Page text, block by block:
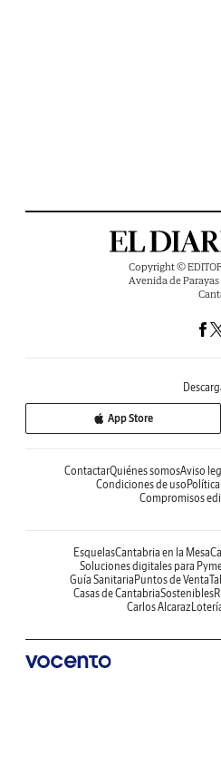
Copyright ©
Avenida de Parayas
App Store
ContactarQuiénes somosAviso
Condiciones de uso
Compromisos
EsquelasCantabria en la Mesa
Soluciones digitales para
Guía SanitariaPuntos de Venta
Casas de CantabriaSostenibles
Carlos Alcaraz